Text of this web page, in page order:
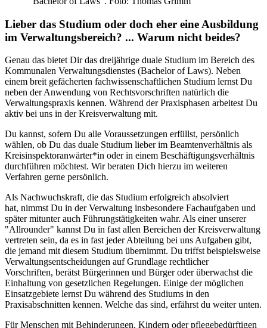
Lieber das Studium oder doch eher eine Ausbildung
im Verwaltungsbereich? ... Warum nicht beides?
Genau das bietet Dir das dreijährige duale Studium im Bereich des
Kommunalen Verwaltungsdienstes (Bachelor of Laws). Neben
einem breit gefächerten fachwissenschaftlichen Studium lernst Du
neben der Anwendung von Rechtsvorschriften natürlich die
Verwaltungspraxis kennen. Während der Praxisphasen arbeitest Du
aktiv bei uns in der Kreisverwaltung mit.
Du kannst, sofern Du alle Voraussetzungen erfüllst, persönlich
wählen, ob Du das duale Studium lieber im Beamtenverhältnis als
Kreisinspektoranwärter*in oder in einem Beschäftigungsverhältnis
durchführen möchtest. Wir beraten Dich hierzu im weiteren
Verfahren gerne persönlich.
Als Nachwuchskraft, die das Studium erfolgreich absolviert
hat, nimmst Du in der Verwaltung insbesondere Fachaufgaben und
später mitunter auch Führungstätigkeiten wahr. Als einer unserer
"Allrounder" kannst Du in fast allen Bereichen der Kreisverwaltung
vertreten sein, da es in fast jeder Abteilung bei uns Aufgaben gibt,
die jemand mit diesem Studium übernimmt. Du triffst beispielsweise
Verwaltungsentscheidungen auf Grundlage rechtlicher
Vorschriften, berätst Bürgerinnen und Bürger oder überwachst die
Einhaltung von gesetzlichen Regelungen. Einige der möglichen
Einsatzgebiete lernst Du während des Studiums in den
Praxisabschnitten kennen. Welche das sind, erfährst du weiter unten.
Für Menschen mit Behinderungen, Kindern oder pflegebedürftigen